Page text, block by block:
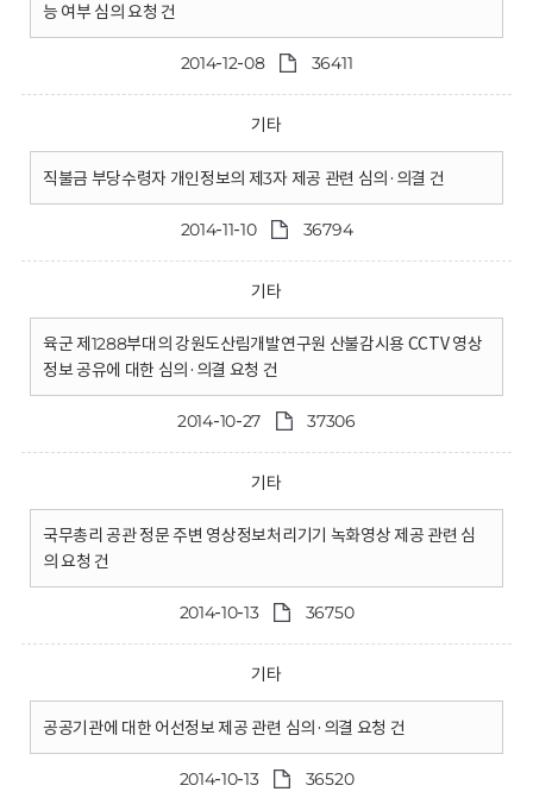
능 여부 심의 요청 건
2014-12-08 36411
기타
직불금 부당수령자 개인정보의 제3자 제공 관련 심의·의결 건
2014-11-10 36794
기타
육군 제1288부대의 강원도산림개발연구원 산불감시용 CCTV 영상
정보 공유에 대한 심의·의결 요청 건
2014-10-27 37306
기타
국무총리 공관 정문 주변 영상정보처리기기 녹화영상 제공 관련 심
의 요청 건
2014-10-13 36750
기타
공공기관에 대한 어선정보 제공 관련 심의·의결 요청 건
2014-10-13 36520